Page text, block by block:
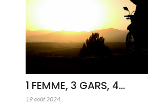
1 FEMME, 3 GARS, 4…
19 août 2024